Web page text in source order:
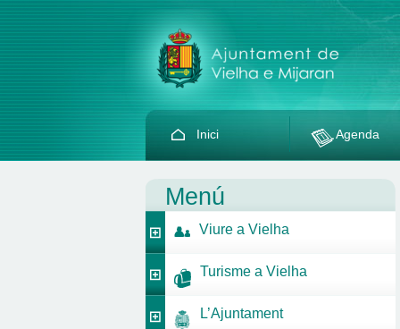
Inici Agenda
Menú
Viure a Vielha
Turisme a Vielha
L’Ajuntament